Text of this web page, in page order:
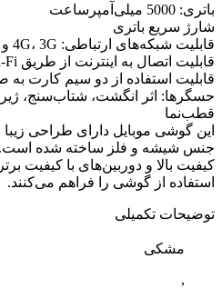
باتری: 5000 میلی‌آمپرساعت
شارژ سریع باتری
قابلیت شبکه‌های ارتباطی: 4G، 3G و 2G
قابلیت اتصال به اینترنت از طریق Wi-Fi و بلوتوث
قابلیت استفاده از دو سیم کارت
حسگرها: اثر انگشت، شتاب‌سنج،
قطب‌نما
این گوشی موبایل دارای طراحی
جنس شیشه و فلز ساخته شده است.
کیفیت بالا و دوربین‌های با کیفیت
استفاده از گوشی را فراهم می‌کنند.
توضیحات تکمیلی
مشکی
,